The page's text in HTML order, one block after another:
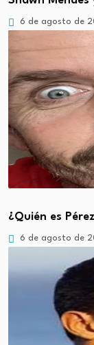
6 de agosto de
¿Quién es
6 de agosto de